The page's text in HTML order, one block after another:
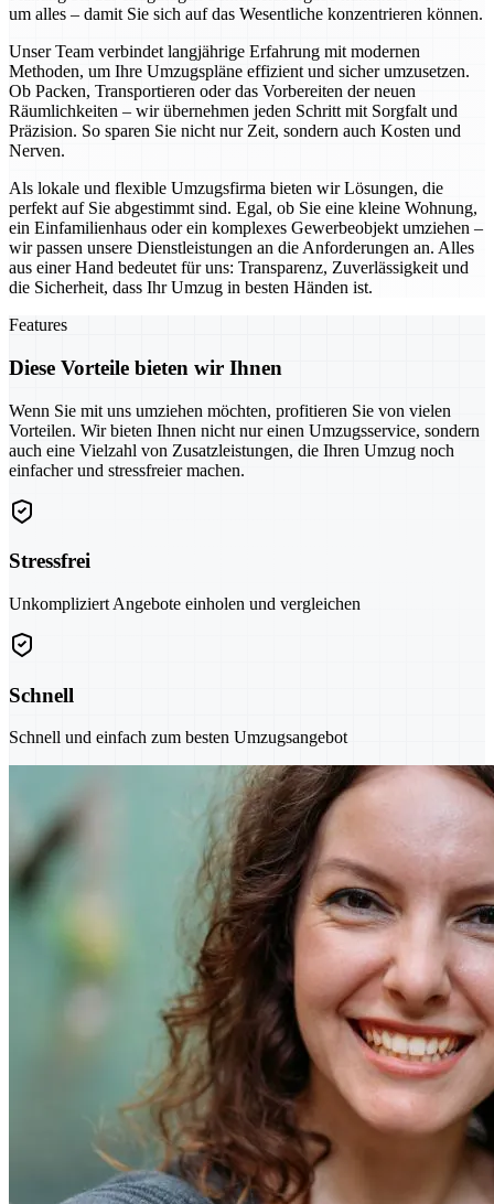
um alles – damit Sie sich auf das Wesentliche konzentrieren können.
Unser Team verbindet langjährige Erfahrung mit modernen
Methoden, um Ihre Umzugspläne effizient und sicher umzusetzen.
Ob Packen, Transportieren oder das Vorbereiten der neuen
Räumlichkeiten – wir übernehmen jeden Schritt mit Sorgfalt und
Präzision. So sparen Sie nicht nur Zeit, sondern auch Kosten und
Nerven.
Als lokale und flexible Umzugsfirma bieten wir Lösungen, die
perfekt auf Sie abgestimmt sind. Egal, ob Sie eine kleine Wohnung,
ein Einfamilienhaus oder ein komplexes Gewerbeobjekt umziehen –
wir passen unsere Dienstleistungen an die Anforderungen an. Alles
aus einer Hand bedeutet für uns: Transparenz, Zuverlässigkeit und
die Sicherheit, dass Ihr Umzug in besten Händen ist.
Features
Diese Vorteile bieten wir Ihnen
Wenn Sie mit uns umziehen möchten, profitieren Sie von vielen
Vorteilen. Wir bieten Ihnen nicht nur einen Umzugsservice, sondern
auch eine Vielzahl von Zusatzleistungen, die Ihren Umzug noch
einfacher und stressfreier machen.
Stressfrei
Unkompliziert Angebote einholen und vergleichen
Schnell
Schnell und einfach zum besten Umzugsangebot